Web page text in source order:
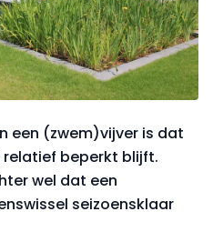
een (zwem)vijver is dat
beperkt blijft.
wel dat een
seizoensklaar